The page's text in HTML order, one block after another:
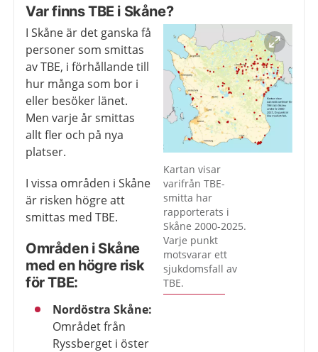
Var finns TBE i Skåne?
Förstora bilden
Kartan visar
varifrån TBE-
smitta har
rapporterats i
Skåne 2000-2025.
Varje punkt
motsvarar ett
sjukdomsfall av
TBE.
I Skåne är det ganska få
personer som smittas
av TBE, i förhållande till
hur många som bor i
eller besöker länet.
Men varje år smittas
allt fler och på nya
platser.
I vissa områden i Skåne
är risken högre att
smittas med TBE.
Områden i Skåne
med en högre risk
för TBE:
Nordöstra Skåne:
Området från
Ryssberget i öster